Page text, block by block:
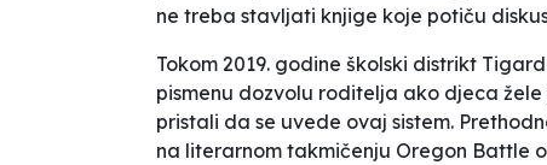
ne treba stavljati knjige koje potiču
Tokom 2019. godine školski distrikt
pismenu dozvolu roditelja ako djeca
pristali da se uvede ovaj sistem.
na literarnom takmičenju Oregon Battle